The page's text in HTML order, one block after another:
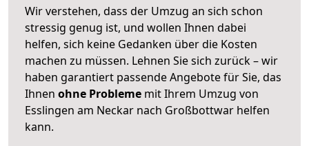
Wir verstehen, dass der Umzug an sich schon
stressig genug ist, und wollen Ihnen dabei
helfen, sich keine Gedanken über die Kosten
machen zu müssen. Lehnen Sie sich zurück – wir
haben garantiert passende Angebote für Sie, das
Ihnen ohne Probleme mit Ihrem Umzug von
Esslingen am Neckar nach Großbottwar helfen
kann.